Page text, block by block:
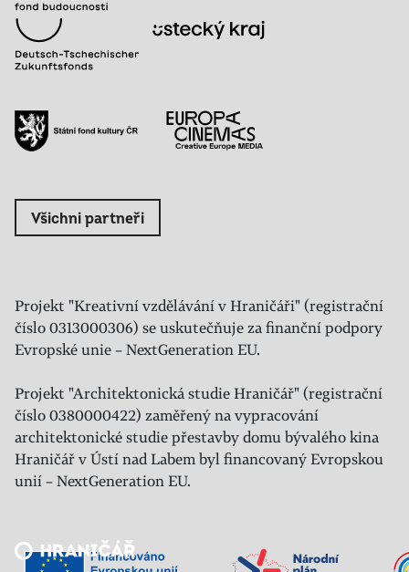
Všichni partneři
Projekt "Kreativní vzdělávání v Hraničáři" (registrační
číslo 0313000306) se uskutečňuje za finanční podpory
Evropské unie – NextGeneration EU.
Projekt "Architektonická studie Hraničář" (registrační
číslo 0380000422) zaměřený na vypracování
architektonické studie přestavby domu bývalého kina
Hraničář v Ústí nad Labem byl financovaný Evropskou
unií – NextGeneration EU.